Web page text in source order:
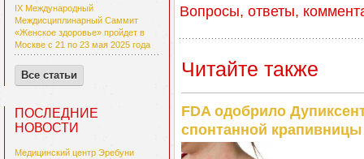
IX Международный
Междисциплинарный Саммит
«Женское здоровье» пройдет в
Москве с 21 по 23 мая 2025 года
Все статьи
ПОСЛЕДНИЕ
НОВОСТИ
Медицинский центр Эребуни
Вопросы, ответы,
Читайте также
FDA одобрило
спонтанной крапивницы